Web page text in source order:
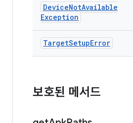
DeviceNotAvailable
Exception
TargetSetupError
보호된 메서드